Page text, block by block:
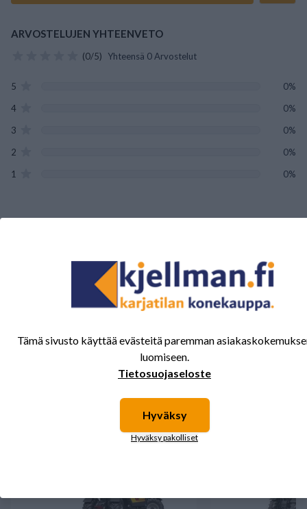
ARVOSTELUJEN YHTEENVETO
(0/5) Yhteensä 0 Arvostelut
5
0%
4
0%
3
0%
2
0%
1
0%
tuotteet.
Tämä sivusto käyttää evästeitä paremman
luomiseen.
Tietosuojaseloste
Hyväksy
Hyväksy pakolliset